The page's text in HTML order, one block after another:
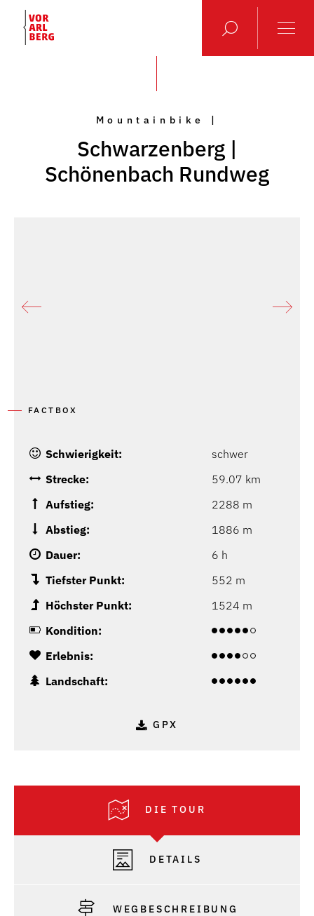
Mountainbike |
Schwarzenberg |
Schönenbach Rundweg
FACTBOX
Schwierigkeit:
schwer
Strecke:
59.07 km
Aufstieg:
2288 m
Abstieg:
1886 m
Dauer:
6 h
Tiefster Punkt:
552 m
Höchster Punkt:
1524 m
Kondition:
Erlebnis:
Landschaft:
GPX
DIE TOUR
DETAILS
WEGBESCHREIBUNG